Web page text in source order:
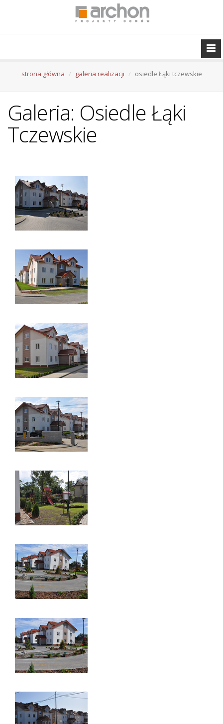
strona główna galeria realizacji osiedle Łąki tczewskie
Galeria: Osiedle Łąki
Tczewskie